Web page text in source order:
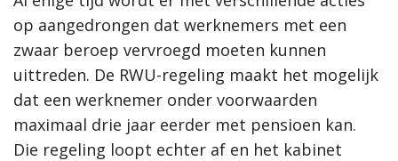
op aangedrongen dat werknemers met een
zwaar beroep vervroegd moeten kunnen
uittreden. De RWU-regeling maakt het mogelijk
dat een werknemer onder voorwaarden
maximaal drie jaar eerder met pensioen kan.
Die regeling loopt echter af en het kabinet